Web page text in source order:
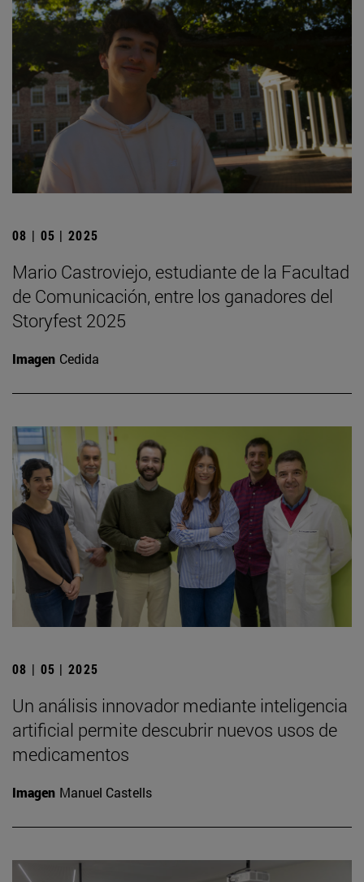
08 | 05 | 2025
Mario Castroviejo, estudiante de la Facultad
de Comunicación, entre los ganadores del
Storyfest 2025
Imagen Cedida
08 | 05 | 2025
Un análisis innovador mediante inteligencia
artificial permite descubrir nuevos usos de
medicamentos
Imagen Manuel Castells